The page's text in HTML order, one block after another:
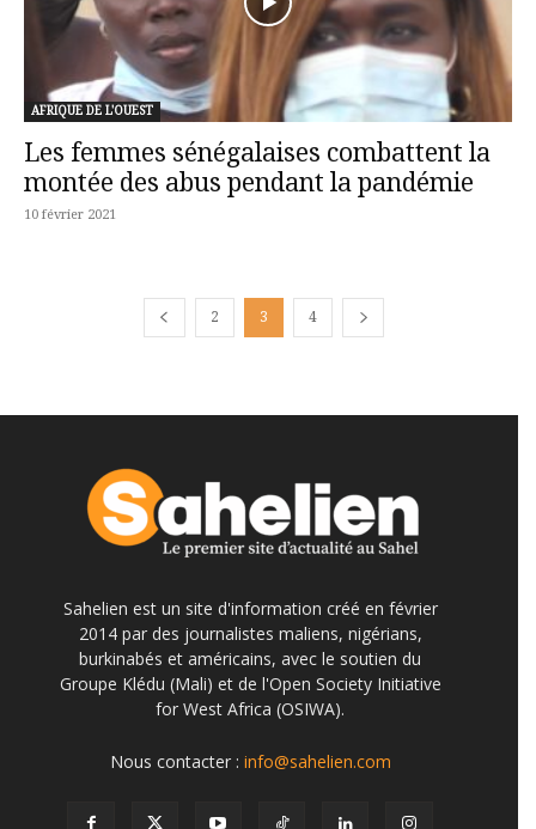
AFRIQUE DE L'OUEST
Les femmes sénégalaises combattent la
montée des abus pendant la pandémie
10 février 2021
2 3 4
Sahelien est un site d'information créé en février
2014 par des journalistes maliens, nigérians,
burkinabés et américains, avec le soutien du
Groupe Klédu (Mali) et de l'Open Society Initiative
for West Africa (OSIWA).
Nous contacter : info@sahelien.com